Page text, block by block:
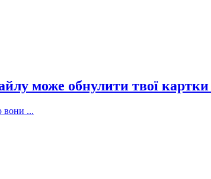
може обнулити твої картки
вони ...